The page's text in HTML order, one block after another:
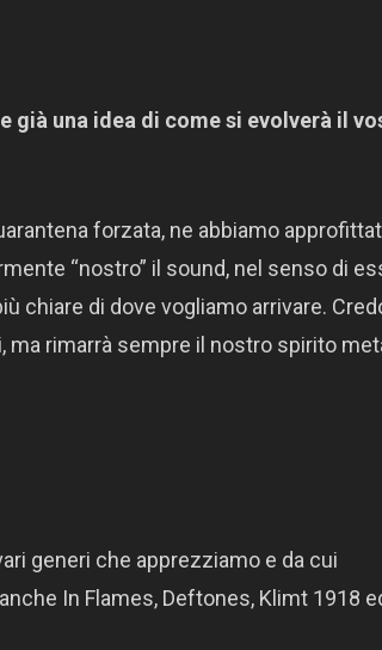
già una idea di come si evolverà il
forzata, ne abbiamo
“nostro” il sound, nel senso di
chiare di dove vogliamo arrivare.
rimarrà sempre il nostro spirito
generi che apprezziamo e da cui
In Flames, Deftones, Klimt 1918